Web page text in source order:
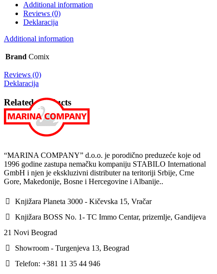
Additional information
Reviews (0)
Deklaracija
Additional information
Brand Comix
Reviews (0)
Deklaracija
Related products
“MARINA COMPANY” d.o.o. je porodično preduzeće koje od
1996 godine zastupa nemačku kompaniju STABILO International
GmbH i njen je ekskluzivni distributer na teritoriji Srbije, Crne
Gore, Makedonije, Bosne i Hercegovine i Albanije..
Knjižara Planeta 3000 - Kičevska 15, Vračar
Knjižara BOSS No. 1- TC Immo Centar, prizemlje, Gandijeva
21 Novi Beograd
Showroom - Turgenjeva 13, Beograd
Telefon: +381 11 35 44 946